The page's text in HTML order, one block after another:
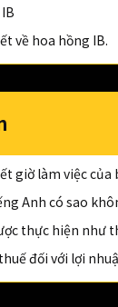
về hoa hồng IB.
giờ làm việc của
Anh có sao
thực hiện như
đối với lợi